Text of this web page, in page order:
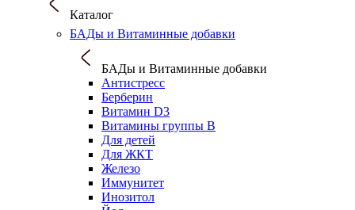
Каталог
БАДы и Витаминные добавки
БАДы и Витаминные добавки
Антистресс
Берберин
Витамин D3
Витамины группы B
Для детей
Для ЖКТ
Железо
Иммунитет
Инозитол